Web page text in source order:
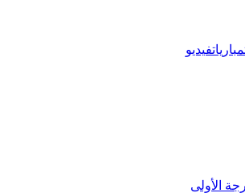
مبارياتفيديو
الأولى